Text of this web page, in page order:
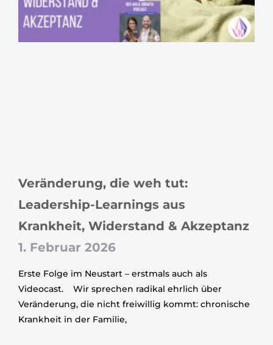
Veränderung, die weh tut:
Leadership-Learnings aus
Krankheit, Widerstand & Akzeptanz
1. Februar 2026
Erste Folge im Neustart – erstmals auch als
Videocast. Wir sprechen radikal ehrlich über
Veränderung, die nicht freiwillig kommt: chronische
Krankheit in der Familie,